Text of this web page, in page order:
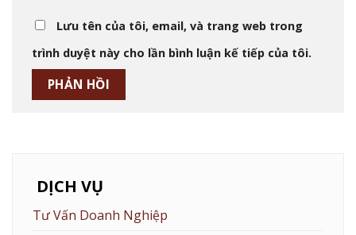
Lưu tên của tôi, email, và trang web trong
trình duyệt này cho lần bình luận kế tiếp của tôi.
DỊCH VỤ
Tư Vấn Doanh Nghiệp